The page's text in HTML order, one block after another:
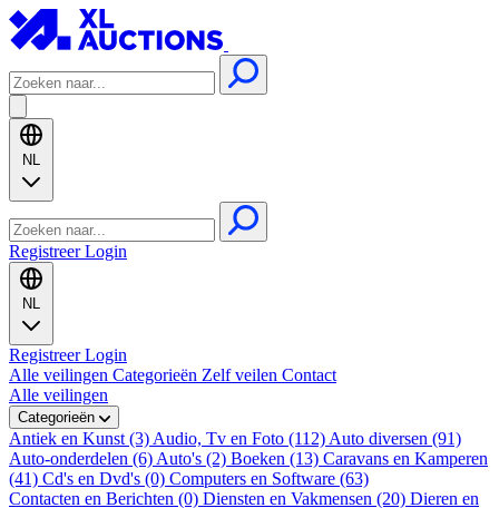
NL
RegistreerLogin
NL
RegistreerLogin
Alle veilingen Categorieën Zelf veilen Contact
Alle veilingen
Categorieën
Antiek en Kunst (3) Audio, Tv en Foto (112) Auto diversen (91)
Auto-onderdelen (6) Auto's (2) Boeken (13) Caravans en Kamperen
(41) Cd's en Dvd's (0) Computers en Software (63)
Contacten en Berichten (0) Diensten en Vakmensen (20) Dieren en